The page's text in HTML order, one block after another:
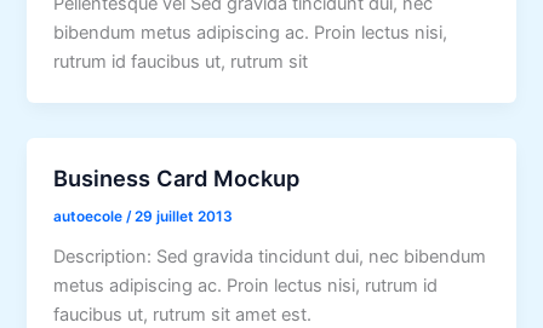
bibendum metus adipiscing ac. Proin lectus nisi,
rutrum id faucibus ut, rutrum sit
Business Card Mockup
autoecole/29 juillet 2013
Description: Sed gravida tincidunt dui, nec bibendum
metus adipiscing ac. Proin lectus nisi, rutrum id
faucibus ut, rutrum sit amet est.